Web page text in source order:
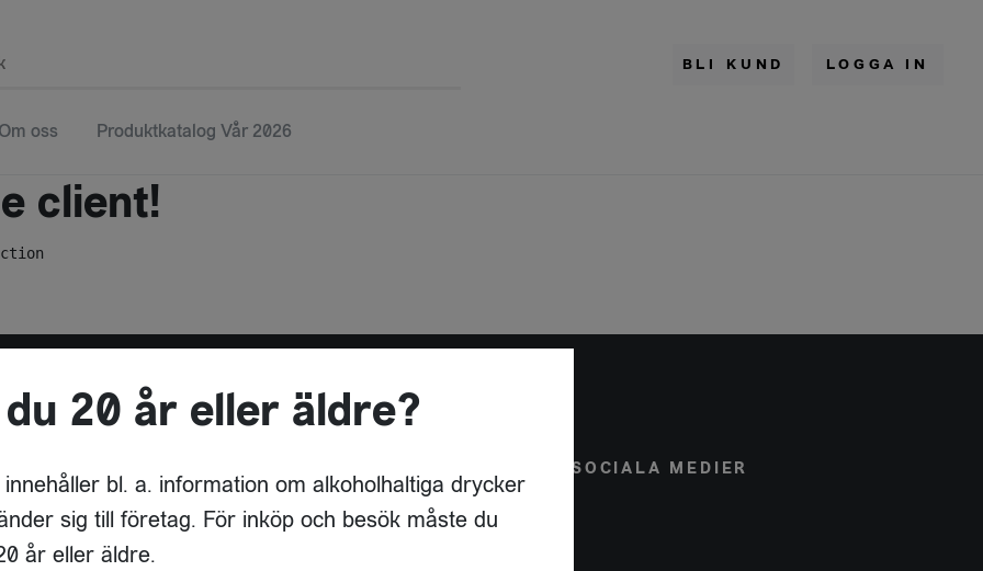
BLI KUND LOGGA IN
Om oss Produktkatalog Vår 2026
client!
87D
STOCKHOLM
OM OSS
HEMSIDA
SOCIALA MEDIER
20 år eller äldre?
innehåller bl. a. information om alkoholhaltiga drycker
sig till företag. För inköp och besök måste du
år eller äldre.